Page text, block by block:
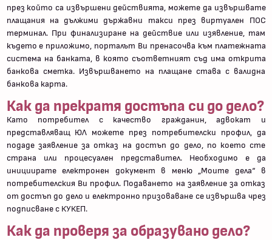
през който са извършени действията, можете да извършвате
плащания на дължими държавни такси през виртуален ПОС
терминал. При финализиране на действие или изявление, там
където е приложимо, порталът Ви пренасочва към платежната
система на банката, в която съответният съд има открита
банкова сметка. Извършването на плащане става с валидна
банкова карта.
Как да прекратя достъпа си до дело?
Като потребител с качество гражданин, адвокат и
представляващ ЮЛ можете през потребителски профил, да
подаде заявление за отказ на достъп до дело, по което сте
страна или процесуален представител. Необходимо е да
инициирате електронен документ в меню „Моите дела“ в
потребителския Ви профил. Подаването на заявление за отказ
от достъп до дело и електронно призоваване се извършва чрез
подписване с КУКЕП.
Как да проверя за образувано дело?